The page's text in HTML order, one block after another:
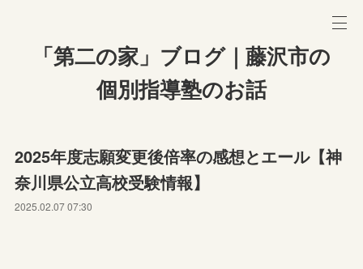
「第二の家」ブログ｜藤沢市の
個別指導塾のお話
2025年度志願変更後倍率の感想とエール【神
奈川県公立高校受験情報】
2025.02.07 07:30